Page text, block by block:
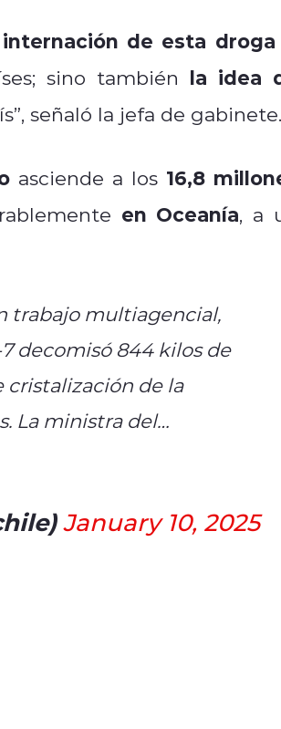
de esta droga
sino también la idea
señaló la jefa de gabinete.
asciende a los 16,8
en Oceanía, a
trabajo multiagencial,
decomisó 844 kilos de
de la
La ministra del…
January 10, 2025